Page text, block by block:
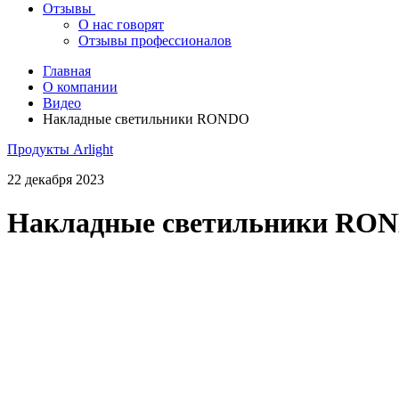
Отзывы
О нас говорят
Отзывы профессионалов
Главная
О компании
Видео
Накладные светильники RONDO
Продукты Arlight
22 декабря 2023
Накладные светильники